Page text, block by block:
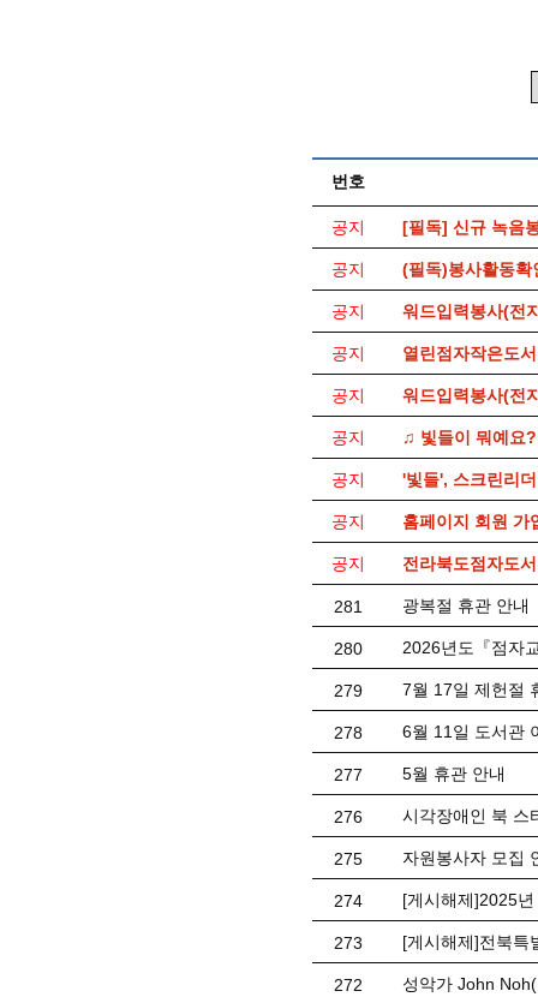
번호
공지 [필독] 신규 녹음
공지 (필독)봉사활동확
공지 워드입력봉사(전
공지 열린점자작은도
공지 워드입력봉사(전
공지 ♫ 빛들이 뭐예요?
공지 '빛들', 스크린리
공지 홈페이지 회원 가
공지 전라북도점자도
281 광복절 휴관 안내
280 2026년도『점자
279 7월 17일 제헌절
278 6월 11일 도서관
277 5월 휴관 안내
276 시각장애인 북 스
275 자원봉사자 모집
274 [게시해제]2025
273 [게시해제]전북특
272 성악가 John